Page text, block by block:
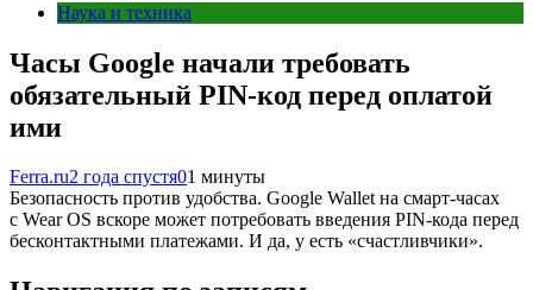
Наука и техника
Часы Google начали требовать
обязательный PIN-код перед оплатой
ими
Ferra.ru2 года спустя01 минуты
Безопасность против удобства. Google Wallet на смарт-часах
с Wear OS вскоре может потребовать введения PIN-кода перед
бесконтактными платежами. И да, у есть «счастливчики».